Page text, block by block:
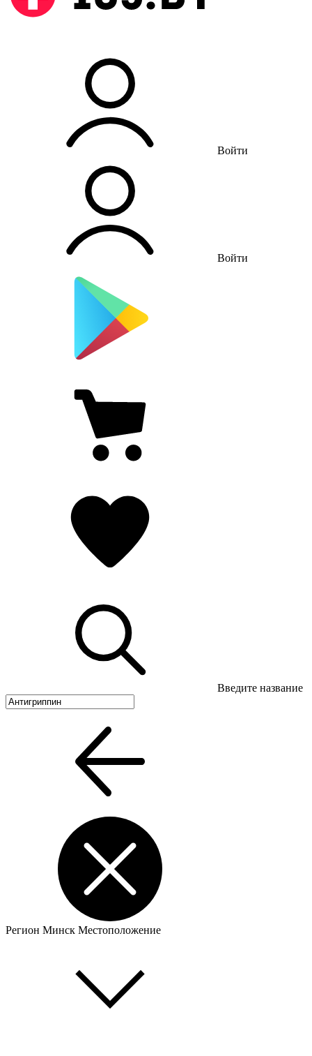
Войти
Войти
Введите название
Регион Минск Местоположение